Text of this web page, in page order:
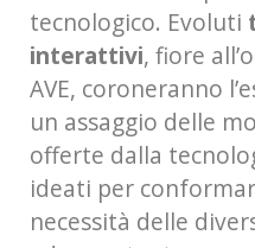
tecnologico. Evoluti
interattivi, fiore
AVE, coroneranno
un assaggio delle
offerte dalla
ideati per
necessità delle